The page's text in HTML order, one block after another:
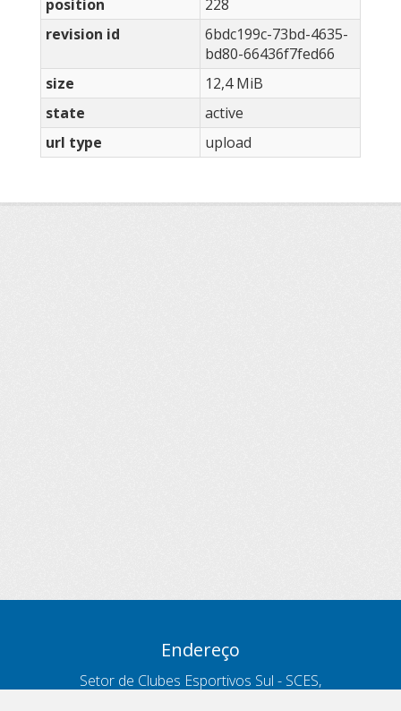
position
228
revision id
6bdc199c-73bd-4635-
bd80-66436f7fed66
size
12,4 MiB
state
active
url type
upload
Endereço
Setor de Clubes Esportivos Sul - SCES,